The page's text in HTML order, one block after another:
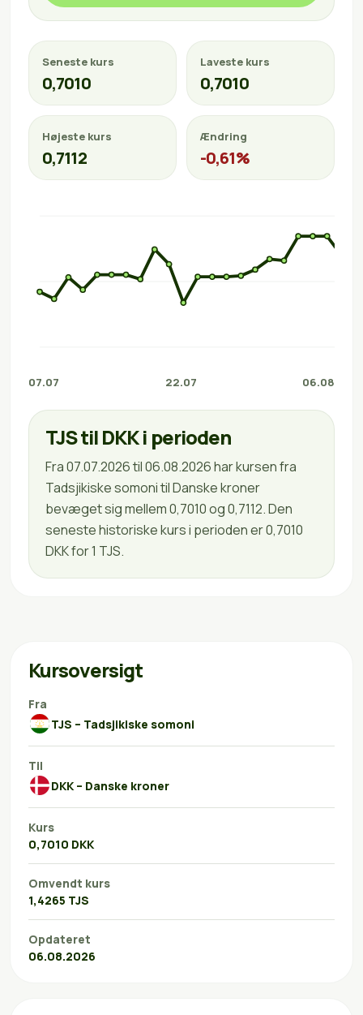
Seneste kurs
0,7010
Laveste kurs
0,7010
Højeste kurs
0,7112
Ændring
-0,61%
07.07 22.07 06.08
TJS til DKK i perioden
Fra 07.07.2026 til 06.08.2026 har kursen fra
Tadsjikiske somoni til Danske kroner
bevæget sig mellem 0,7010 og 0,7112. Den
seneste historiske kurs i perioden er 0,7010
DKK for 1 TJS.
Kursoversigt
Fra
TJS – Tadsjikiske somoni
Til
DKK – Danske kroner
Kurs
0,7010 DKK
Omvendt kurs
1,4265 TJS
Opdateret
06.08.2026